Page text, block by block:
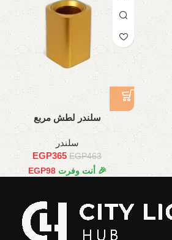
سلندر لطش مربع
سلندر
EGP463
EGP365
🎉 أنت وفرت EGP98